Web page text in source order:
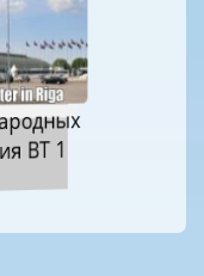
ВТ 1